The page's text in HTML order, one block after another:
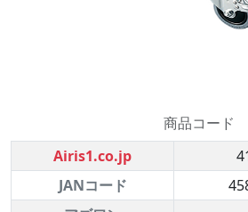
商品コード
Airis1.co.jp
JANコード